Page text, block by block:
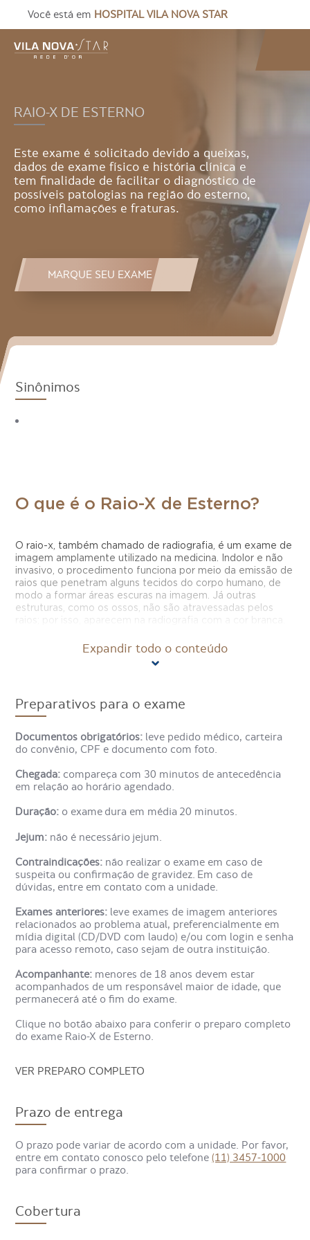
Você está em HOSPITAL VILA NOVA STAR
RAIO-X DE ESTERNO
Este exame é solicitado devido a queixas,
dados de exame físico e história clínica e
tem finalidade de facilitar o diagnóstico de
possíveis patologias na região do esterno,
como inflamações e fraturas.
MARQUE SEU EXAME
Sinônimos
O que é o Raio-X de Esterno?
O raio-x, também chamado de radiografia, é um exame de
imagem amplamente utilizado na medicina. Indolor e não
invasivo, o procedimento funciona por meio da emissão de
raios que penetram alguns tecidos do corpo humano, de
modo a formar áreas escuras na imagem. Já outras
estruturas, como os ossos, não são atravessadas pelos
No caso do raio-x de esterno, é utilizado para avaliar o
osso que fica entre a clavícula e as costelas superiores,
Esterno?
Para realizar o exame, é necessário remover todos os
de frente para uma placa, com o peito encostado nela,
trás, em direção às costas.
Quando tudo estiver pronto, o técnico vai a uma sala ao
lado e inicia a captação das imagens. Nesse momento, o
paciente deve permanecer imóvel.
Depois de captar as imagens e liberar o paciente, o
radiologista analisa os registros para identificar possíveis
anormalidades. Com base nesse laudo, é possível
diagnosticar a condição com precisão e indicar o
tratamento adequado, se necessário.
Para que serve o Raio-X de
Esterno?
O exame é solicitado para identificar e avaliar condições
Quais são as contraindicações
para o Raio-X de Esterno?
menstrual ou incerteza em relação à gravidez.
Expandir todo o conteúdo
Preparativos para o exame
Documentos obrigatórios: leve pedido médico, carteira
do convênio, CPF e documento com foto.
Chegada: compareça com 30 minutos de antecedência
em relação ao horário agendado.
Duração: o exame dura em média 20 minutos.
Jejum: não é necessário jejum.
Contraindicações: não realizar o exame em caso de
suspeita ou confirmação de gravidez. Em caso de
dúvidas, entre em contato com a unidade.
Exames anteriores: leve exames de imagem anteriores
relacionados ao problema atual, preferencialmente em
mídia digital (CD/DVD com laudo) e/ou com login e senha
para acesso remoto, caso sejam de outra instituição.
Acompanhante: menores de 18 anos devem estar
acompanhados de um responsável maior de idade, que
permanecerá até o fim do exame.
Clique no botão abaixo para conferir o preparo completo
do exame Raio-X de Esterno.
VER PREPARO COMPLETO
Prazo de entrega
O prazo pode variar de acordo com a unidade. Por favor,
entre em contato conosco pelo telefone(11) 3457-1000
para confirmar o prazo.
Cobertura